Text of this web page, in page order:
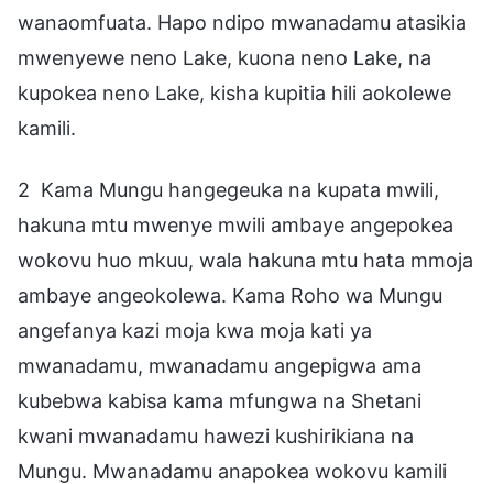
wanaomfuata. Hapo ndipo mwanadamu atasikia
mwenyewe neno Lake, kuona neno Lake, na
kupokea neno Lake, kisha kupitia hili aokolewe
kamili.
2 Kama Mungu hangegeuka na kupata mwili,
hakuna mtu mwenye mwili ambaye angepokea
wokovu huo mkuu, wala hakuna mtu hata mmoja
ambaye angeokolewa. Kama Roho wa Mungu
angefanya kazi moja kwa moja kati ya
mwanadamu, mwanadamu angepigwa ama
kubebwa kabisa kama mfungwa na Shetani
kwani mwanadamu hawezi kushirikiana na
Mungu. Mwanadamu anapokea wokovu kamili